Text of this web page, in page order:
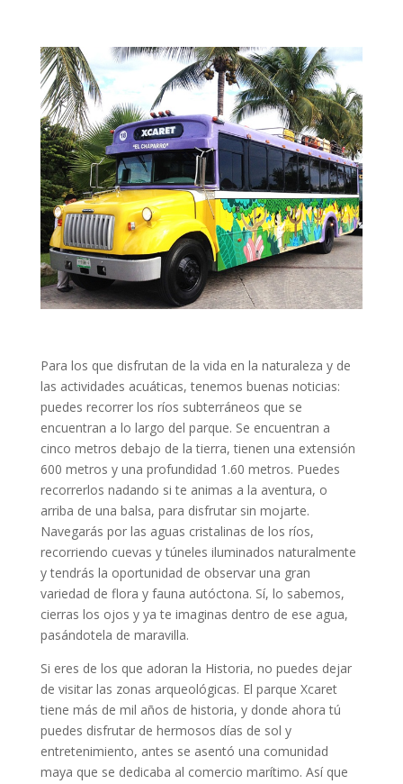
Para los que disfrutan de la vida en la naturaleza y de
las actividades acuáticas, tenemos buenas noticias:
puedes recorrer los ríos subterráneos que se
encuentran a lo largo del parque. Se encuentran a
cinco metros debajo de la tierra, tienen una extensión
600 metros y una profundidad 1.60 metros. Puedes
recorrerlos nadando si te animas a la aventura, o
arriba de una balsa, para disfrutar sin mojarte.
Navegarás por las aguas cristalinas de los ríos,
recorriendo cuevas y túneles iluminados naturalmente
y tendrás la oportunidad de observar una gran
variedad de flora y fauna autóctona. Sí, lo sabemos,
cierras los ojos y ya te imaginas dentro de ese agua,
pasándotela de maravilla.
Si eres de los que adoran la Historia, no puedes dejar
de visitar las zonas arqueológicas. El parque Xcaret
tiene más de mil años de historia, y donde ahora tú
puedes disfrutar de hermosos días de sol y
entretenimiento, antes se asentó una comunidad
maya que se dedicaba al comercio marítimo. Así que